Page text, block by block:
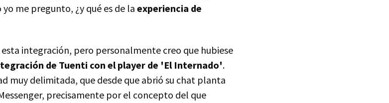
yo me pregunto, ¿y qué es de laexperiencia de
integración, pero personalmente creo que hubiese
de Tuenti con el player de 'El Internado'.
muy delimitada, que desde que abrió su chat planta
precisamente por el concepto del que